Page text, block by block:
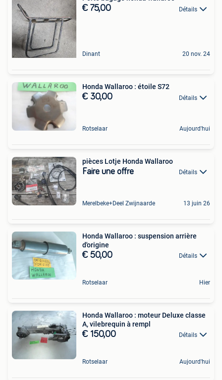
€ 75,00 Détails
Dinant 20 nov. 24
Honda Wallaroo : étoile S72
€ 30,00 Détails
Rotselaar Aujourd'hui
pièces Lotje Honda Wallaroo
Faire une offre Détails
Merelbeke+Deel Zwijnaarde 13 juin 26
Honda Wallaroo : suspension arrière
d'origine
€ 50,00 Détails
Rotselaar Hier
Honda Wallaroo : moteur Deluxe classe
A, vilebrequin à rempl
€ 150,00 Détails
Rotselaar Aujourd'hui